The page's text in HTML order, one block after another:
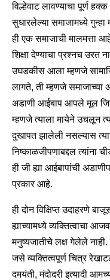
विल्हेवाट लावण्याचा पूर्ण
सुधारलेल्या समाजामध्ये
ही एक समाजाची मालमत्ता
शिक्षा देण्याचा प्रश्नच उरत
उघडकीस आला म्हणजे सामाजिक
लागते, ती म्हणजे
अडाणी आईबाप आपले मूल
म्हणजे त्याला मायेने उचलून
दुखापत झालेली नसल्यास
निष्काळजीपणाबद्दल त्यांना
ही जी ह्या आईबापांची
प्रकार आहे.
ही दोन विक्षिप्त उदाहरणे
ह्याच्यामध्ये व्यक्तित्वाचा
मनुष्यजातीचे लक्ष गेलेले
जसे व्यक्तित्वपूर्ण चित्र
दमयंती, मंदोदरी इत्यादी